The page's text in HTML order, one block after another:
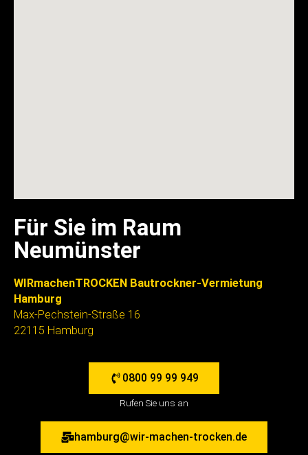
Für Sie im Raum
Neumünster
WIRmachenTROCKEN Bautrockner-Vermietung
Hamburg
Max-Pechstein-Straße 16
22115 Hamburg
0800 99 99 949
Rufen Sie uns an
hamburg@wir-machen-trocken.de